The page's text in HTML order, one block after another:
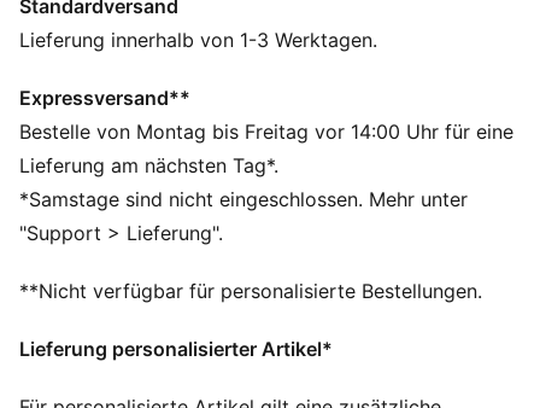
aus, beweg dich schnell und beherrsche jeden
Augenblick mit ATTACANTO.
Hergestellt aus mindestens 50 % recycelten
Materialien.
DETAILS
Taschenart: Hauptfach
Verstellbare, gepolsterte Schulterriemen
Seitliches Mesh-Fach
Abmessungen: H 28 cm x B 55 cm x T 27 cm
Standardversand
Lieferung innerhalb von 1-3 Werktagen.
Expressversand**
Bestelle von Montag bis Freitag vor 14:00 Uhr für eine
Lieferung am nächsten Tag*.
*Samstage sind nicht eingeschlossen. Mehr unter
"Support > Lieferung".
**Nicht verfügbar für personalisierte Bestellungen.
Lieferung personalisierter Artikel*